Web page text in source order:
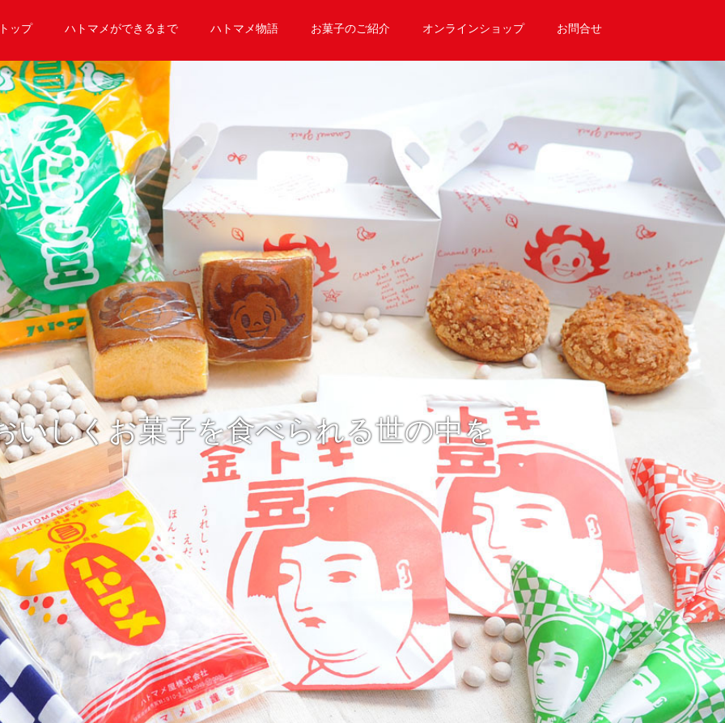
ップ ハトマメができるまで ハトマメ物語 お菓子のご紹介 オンラインショップ お問合せ
いしくお菓子を食べられる世の中を